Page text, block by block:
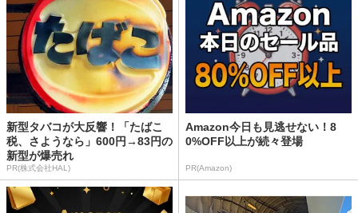
新型タバコが大反響！「たばこ
税、さようなら」600円→83円の
新型が爆売れ
PR(株式会社HAL)
Amazon今日も見逃せない！8
0%OFF以上が続々登場
PR(Amazon)